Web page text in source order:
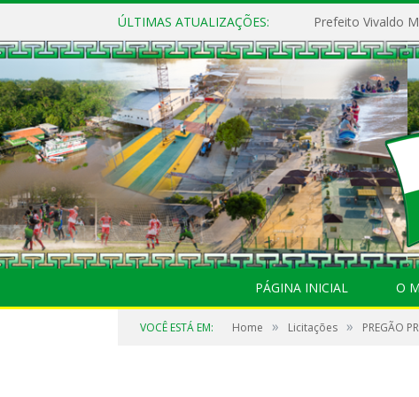
ÚLTIMAS ATUALIZAÇÕES:
PÁGINA INICIAL O
VOCÊ ESTÁ EM: Home » Licitações » PREGÃO